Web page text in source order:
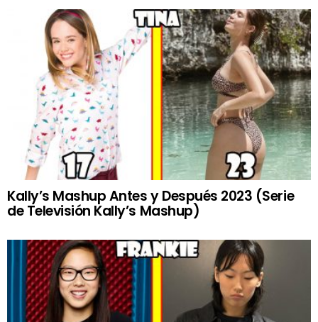
Kally’s Mashup Antes y Después 2023 (Serie
de Televisión Kally’s Mashup)